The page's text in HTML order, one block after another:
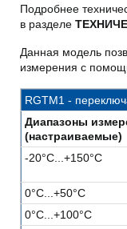
Подробнее
в разделе
Данная модель
измерения с
RGTM1 -
Диапазоны
(настраиваемые)
-20°C...+150°C
0°C...+50°C
0°C...+100°C